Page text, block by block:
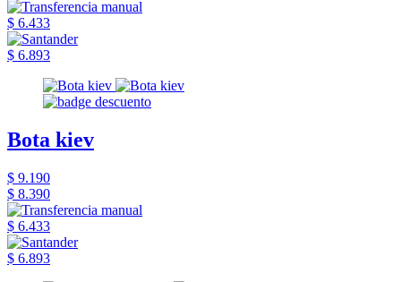
$ 6.433
$ 6.893
Bota kiev
$ 9.190
$ 8.390
$ 6.433
$ 6.893